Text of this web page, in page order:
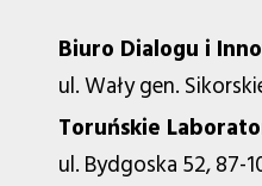
Biuro Dialogu i
ul. Wały gen.
Toruńskie
ul. Bydgoska 52, 87-